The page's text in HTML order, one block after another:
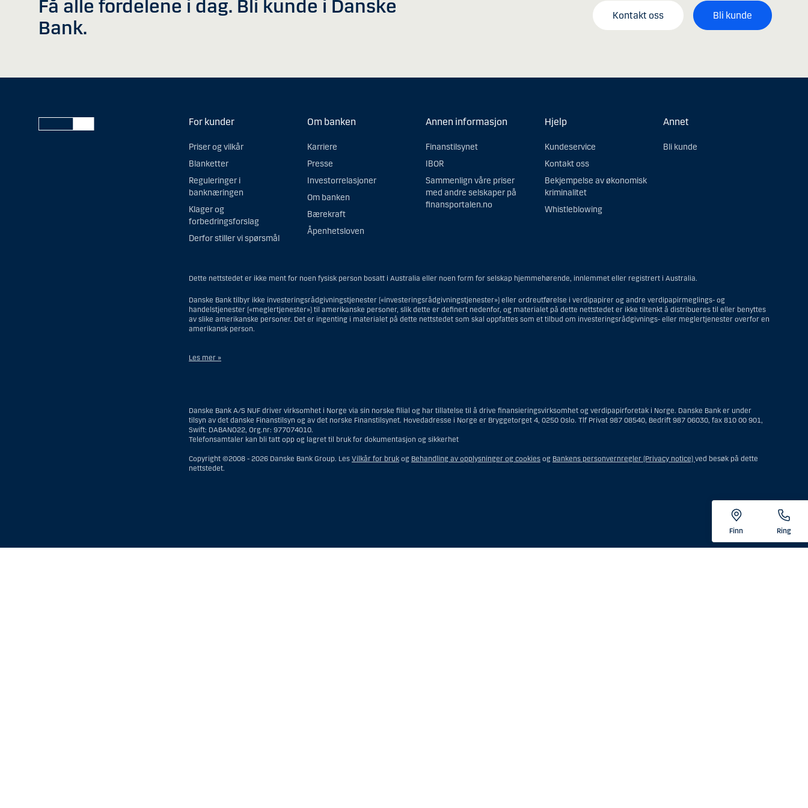
Få alle fordelene i dag. Bli kunde i Danske
Bank.
Kontakt oss Bli kunde
For kunder
Priser og vilkår
Blanketter
Reguleringer i
banknæringen
Klager og
forbedringsforslag
Derfor stiller vi spørsmål
Om banken
Karriere
Presse
Investorrelasjoner
Om banken
Bærekraft
Åpenhetsloven
Annen informasjon
Finanstilsynet
IBOR
Sammenlign våre priser
med andre selskaper på
finansportalen.no
Hjelp
Kundeservice
Kontakt oss
Bekjempelse av økonomisk
kriminalitet
Whistleblowing
Annet
Bli kunde
Dette nettstedet er ikke ment for noen fysisk person bosatt i Australia eller noen form for selskap hjemmehørende, innlemmet eller registrert i Australia.
Danske Bank tilbyr ikke investeringsrådgivningstjenester («investeringsrådgivningstjenester») eller ordreutførelse i verdipapirer og andre verdipapirmeglings- og
handelstjenester («meglertjenester») til amerikanske personer, slik dette er definert nedenfor, og materialet på dette nettstedet er ikke tiltenkt å distribueres til eller benyttes
av slike amerikanske personer. Det er ingenting i materialet på dette nettstedet som skal oppfattes som et tilbud om investeringsrådgivnings- eller meglertjenester overfor en
amerikansk person.
Les mer »
person, med mindre en ikke-amerikansk person har eller deler investeringsbeslutningsmyndighet; eller et bo som en amerikansk person er bestyrer eller forvalter av, med
mindre boet er regulert av utenlandsk lov og hvor en ikke-amerikansk person har eller deler investeringsbeslutningsmyndighet; eller en ikke-diskresjonær konto hvor kunden
har investeringsbeslutningsmyndighet og som innehas til gunst for en amerikansk person; eller en konto hvor megler har investeringsbeslutningsmyndighet og innehas av en
amerikansk megler eller person med betrodd verv, med mindre den innehas til gunst for en ikke-amerikansk person; eller ethvert foretak som er organisert eller registrert for
investeringsrådgivningskunde for Danske Bank.
statsborgerskap i USA og et annet land), (ii) lovlig bosatt i USA (dvs. «green card»-innehaver), eller (iii) en person som under andre omstendigheter oppholder seg i USA annet
Danske Bank A/S NUF driver virksomhet i Norge via sin norske filial og har tillatelse til å drive finansieringsvirksomhet og verdipapirforetak i Norge. Danske Bank er under
tilsyn av det danske Finanstilsyn og av det norske Finanstilsynet. Hovedadresse i Norge er Bryggetorget 4, 0250 Oslo. Tlf Privat 987 08540, Bedrift 987 06030, fax 810 00 901,
Swift: DABANO22, Org.nr: 977074010.
Telefonsamtaler kan bli tatt opp og lagret til bruk for dokumentasjon og sikkerhet
Copyright ©2008 - 2026 Danske Bank Group. Les Vilkår for bruk og Behandling av opplysninger og cookies og Bankens personvernregler (Privacy notice) ved besøk på dette
nettstedet.
Finn Ring